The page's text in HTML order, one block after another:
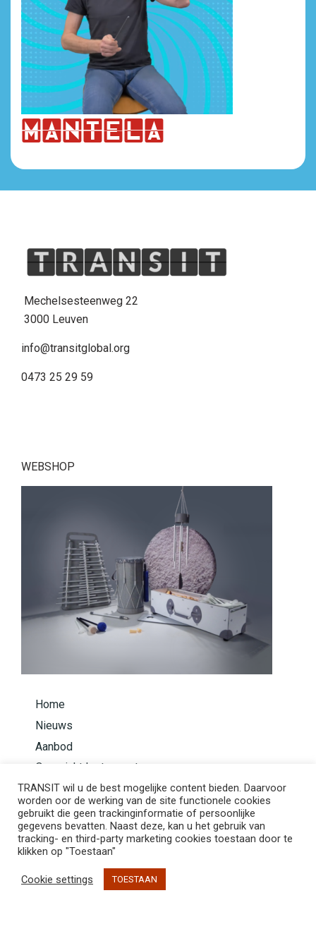
mAntela
Mechelsesteenweg 22
3000 Leuven
info@transitglobal.org
0473 25 29 59
WEBSHOP
Home
Nieuws
Aanbod
Overzicht Instrumenten
Bouw je instrument
Basis Methode Taurom
TRANSIT wil u de best mogelijke content bieden. Daarvoor
worden oor de werking van de site functionele cookies
gebruikt die geen trackinginformatie of persoonlijke
gegevens bevatten. Naast deze, kan u het gebruik van
tracking- en third-party marketing cookies toestaan door te
klikken op "Toestaan"
Cookie settings TOESTAAN